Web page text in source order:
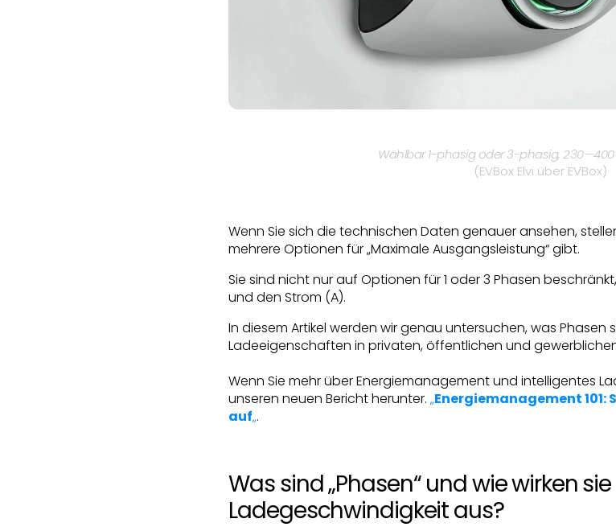
Wählbar 1-phasig oder 3-phasig, 230—400
(EVBox Elvi über EVBox)
Wenn Sie sich die technischen Daten genauer ansehen,
mehrere Optionen für „Maximale Ausgangsleistung“ gibt.
Sie sind nicht nur auf Optionen für 1 oder 3 Phasen
und den Strom (A).
In diesem Artikel werden wir genau untersuchen, was Phasen
Ladeeigenschaften in privaten, öffentlichen und
Wenn Sie mehr über Energiemanagement und intelligentes
unseren neuen Bericht herunter.„Energiemanagement
auf„.
Was sind „Phasen“ und wie wirken
Ladegeschwindigkeit aus?